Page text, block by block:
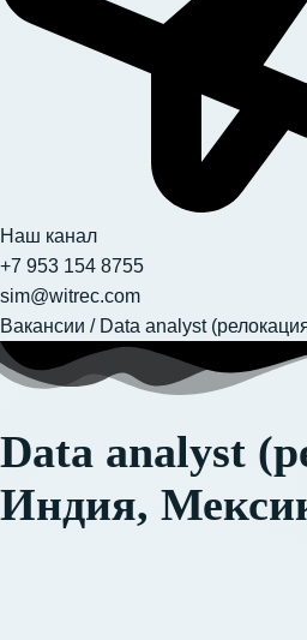
Наш канал
+7 953 154 8755
sim@witrec.com
Вакансии / Data analyst
Data analyst
Индия,